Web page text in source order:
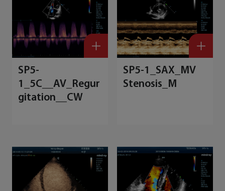
SP5-
1_5C__AV_Regur
gitation__CW
SP5-1_SAX_MV
Stenosis_M